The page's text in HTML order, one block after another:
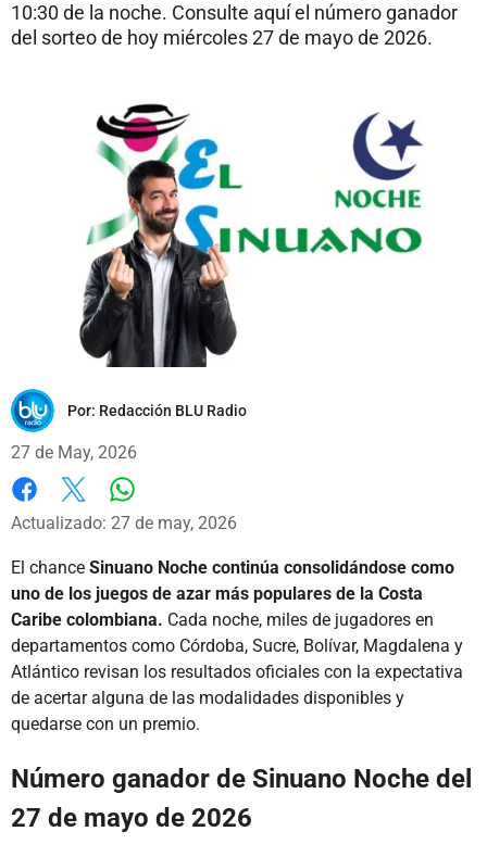
10:30 de la noche. Consulte aquí el número ganador
del sorteo de hoy miércoles 27 de mayo de 2026.
Por: Redacción BLU Radio
27 de May, 2026
Facebook
X
Actualizado: 27 de may, 2026
El chance Sinuano Noche continúa consolidándose como
uno de los juegos de azar más populares de la Costa
Caribe colombiana. Cada noche, miles de jugadores en
departamentos como Córdoba, Sucre, Bolívar, Magdalena y
Atlántico revisan los resultados oficiales con la expectativa
de acertar alguna de las modalidades disponibles y
quedarse con un premio.
Número ganador de Sinuano Noche del
27 de mayo de 2026